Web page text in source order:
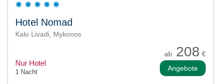
Hotel Nomad
Kalo Livadi, Mykonos
ab 208 €
Nur Hotel
1 Nacht Angebote